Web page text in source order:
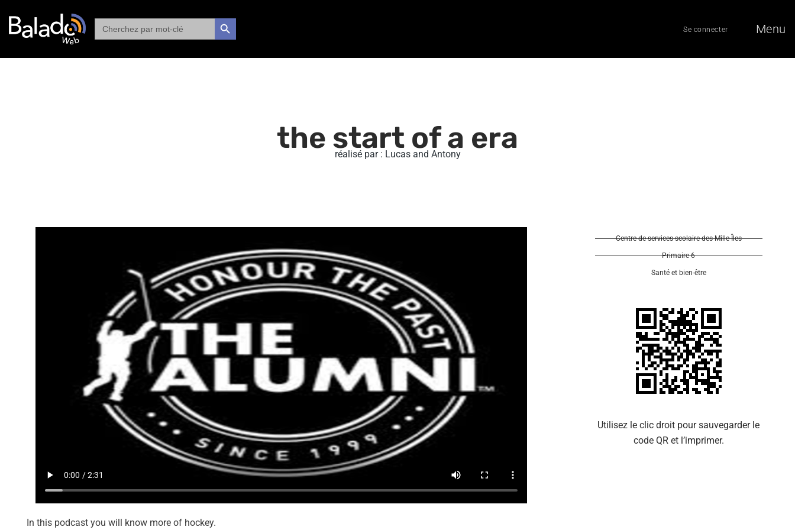
Search
for:
SEARCH BUTTON Se connecter Menu
the start of a era
réalisé par : Lucas and Antony
In this podcast you will know more of hockey.
Centre de services scolaire des Mille-Îles
Primaire 6
Santé et bien-être
Utilisez le clic droit pour sauvegarder le
code QR et l’imprimer.